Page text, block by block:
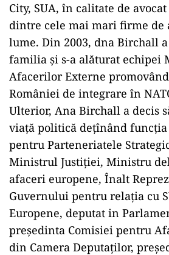
City, SUA, în calitate de
dintre cele mai mari firme de
lume. Din 2003, dna Birchall
familia și s-a alăturat echipei
Afacerilor Externe
României de integrare în
Ulterior, Ana Birchall a decis
viață politică dețînând
pentru Parteneriatele
Ministrul Justiției, Ministru
afaceri europene, Înalt
Guvernului pentru relația cu
Europene, deputat in
președinta Comisiei pentru
din Camera Deputaților,